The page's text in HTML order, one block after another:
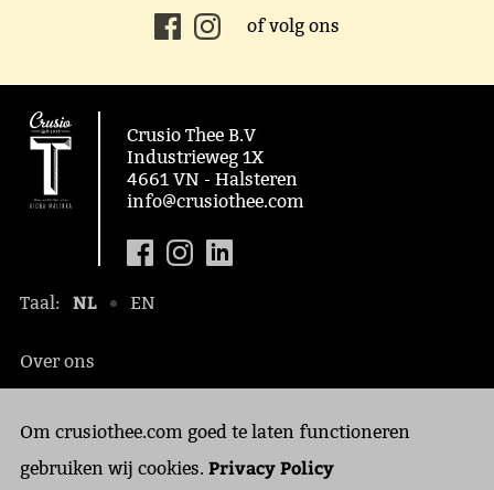
of volg ons
Om crusiothee.com goed te laten functioneren
gebruiken wij cookies. Privacy Policy
Crusio Thee B.V
Industrieweg 1X
4661 VN - Halsteren
info@crusiothee.com
Taal: NL EN
Over ons
Contact
Privacy Policy